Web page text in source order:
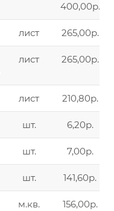
400,00р.
лист 265,00р.
лист 265,00р.
лист 210,80р.
шт. 6,20р.
шт. 7,00р.
шт. 141,60р.
м.кв. 156,00р.